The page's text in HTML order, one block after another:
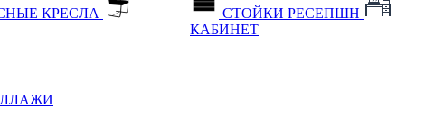
КРЕСЛА
СТОЙКИ РЕСЕПШН
КАБИНЕТ